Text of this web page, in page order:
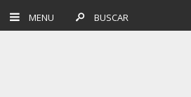
MENU BUSCAR